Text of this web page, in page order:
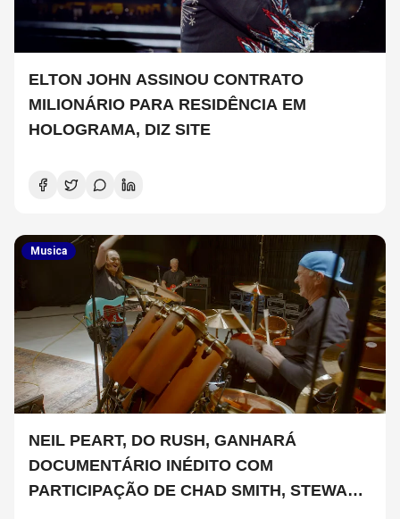
ELTON JOHN ASSINOU CONTRATO
MILIONÁRIO PARA RESIDÊNCIA EM
HOLOGRAMA, DIZ SITE
Musica
NEIL PEART, DO RUSH, GANHARÁ
DOCUMENTÁRIO INÉDITO COM
PARTICIPAÇÃO DE CHAD SMITH, STEWART